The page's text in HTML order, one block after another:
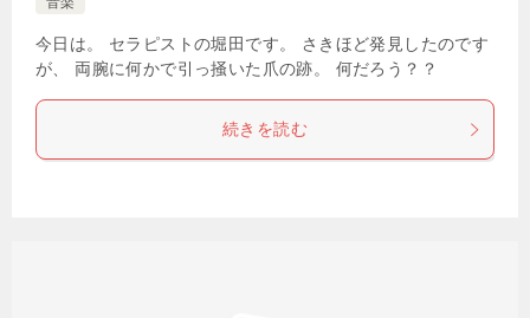
今日は。 セラピストの堀田です。 さきほど発見したのです
が、 両腕に何かで引っ掻いた爪の跡。 何だろう？？
続きを読む